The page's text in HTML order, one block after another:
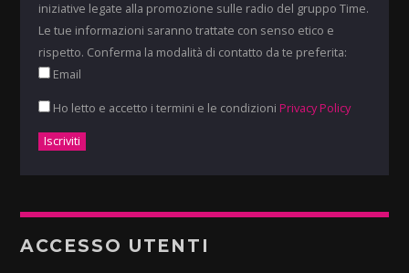
iniziative legate alla promozione sulle radio del gruppo Time.
Le tue informazioni saranno trattate con senso etico e
rispetto. Conferma la modalità di contatto da te preferita:
Email
Ho letto e accetto i termini e le condizioni Privacy Policy
ACCESSO UTENTI